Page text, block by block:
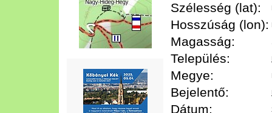
Szélesség (lat):
Hosszúság (lon):
Magasság:
Település:
Megye:
Bejelentő:
Dátum: